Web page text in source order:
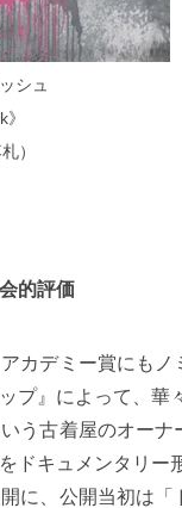
シュ
）
的評価
カデミー賞にも
プ』によって、華
う古着屋のオー
ドキュメンタリー
に、公開当初は